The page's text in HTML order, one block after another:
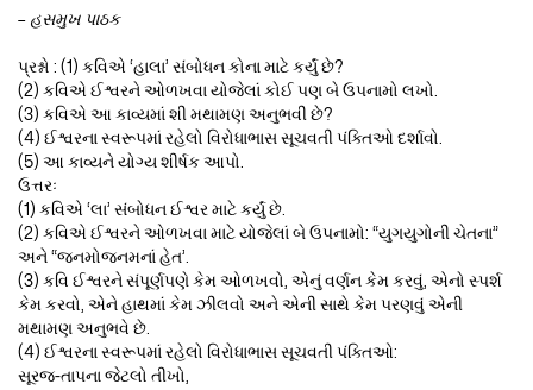
– હસમુખ પાઠક
પ્રશ્નો : (1) કવિએ ‘હાલા’ સંબોધન કોના માટે કર્યું છે?
(2) કવિએ ઈશ્વરને ઓળખવા યોજેલાં કોઈ પણ બે ઉપનામો લખો.
(3) કવિએ આ કાવ્યમાં શી મથામણ અનુભવી છે?
(4) ઈશ્વરના સ્વરૂપમાં રહેલો વિરોધાભાસ સૂચવતી પંક્તિઓ દર્શાવો.
(5) આ કાવ્યને યોગ્ય શીર્ષક આપો.
ઉત્તરઃ
(1) કવિએ ‘લા’ સંબોધન ઈશ્વર માટે કર્યું છે.
(2) કવિએ ઈશ્વરને ઓળખવા માટે યોજેલાં બે ઉપનામો: “યુગયુગોની ચેતના”
અને “જનમોજનમનાં હેત’.
(3) કવિ ઈશ્વરને સંપૂર્ણપણે કેમ ઓળખવો, એનું વર્ણન કેમ કરવું, એનો સ્પર્શ
કેમ કરવો, એને હાથમાં કેમ ઝીલવો અને એની સાથે કેમ પરણવું એની
મથામણ અનુભવે છે.
(4) ઈશ્વરના સ્વરૂપમાં રહેલો વિરોધાભાસ સૂચવતી પંક્તિઓ:
સૂરજ-તાપના જેટલો તીખો,